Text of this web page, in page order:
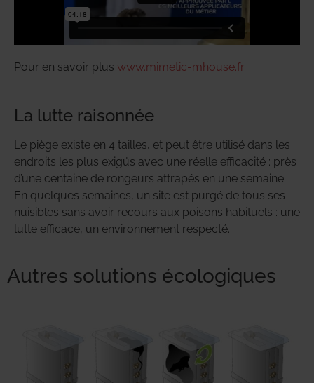
Pour en savoir plus www.mimetic-mhouse.fr
La lutte raisonnée
Le piège existe en 4 tailles, et peut être utilisé dans les
endroits les plus exigüs avec une réelle efficacité : près
d’une centaine de rongeurs attrapés en une semaine.
En quelques semaines, un site est purgé de tous ses
nuisibles sans avoir recours aux poisons habituels : une
lutte efficace, un environnement respecté.
Autres solutions écologiques